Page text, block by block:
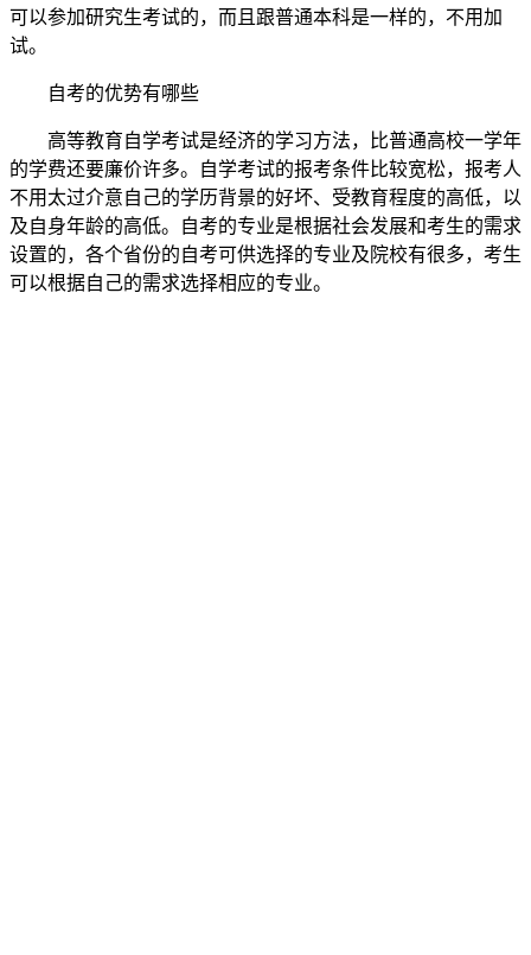
可以参加研究生考试的，而且跟普通本科是一样的，不用加
试。
自考的优势有哪些
高等教育自学考试是经济的学习方法，比普通高校一学年
的学费还要廉价许多。自学考试的报考条件比较宽松，报考人
不用太过介意自己的学历背景的好坏、受教育程度的高低，以
及自身年龄的高低。自考的专业是根据社会发展和考生的需求
设置的，各个省份的自考可供选择的专业及院校有很多，考生
可以根据自己的需求选择相应的专业。